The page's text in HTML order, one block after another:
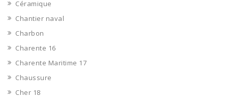
Céramique
Chantier naval
Charbon
Charente 16
Charente Maritime 17
Chaussure
Cher 18